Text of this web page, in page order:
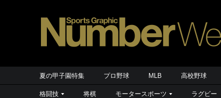
夏の甲子園特集 プロ野球 MLB 高校野球
格闘技 将棋 モータースポーツ ラグビー